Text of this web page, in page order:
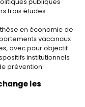
publiques
trois études
en économie de
vaccinaux
avec pour objectif
institutionnels
prévention.
les